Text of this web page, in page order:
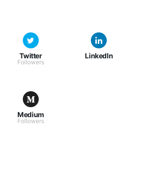
Twitter
Followers
LinkedIn
Medium
Followers